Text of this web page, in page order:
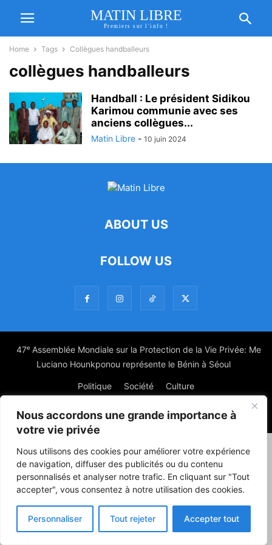
Nous accordons une grande importance à
votre vie privée
Nous utilisons des cookies pour améliorer votre expérience
de navigation, diffuser des publicités ou du contenu
personnalisés et analyser notre trafic. En cliquant sur "Tout
accepter", vous consentez à notre utilisation des cookies.
Personnaliser Tout rejeter Accepter tout
MATIN LIBRE
Premiers sur l'info !
Home Tags Collègues handballeurs
collègues handballeurs
Handball : Le président Sidikou
Karimou communie avec ses
anciens collègues...
Matin Libre - 10 juin 2024
ABOUT US
FOLLOW US
47ᵉ Assemblée Mondiale sur la Protection de la Vie Privée: Me
Luciano Hounkponou représente le Bénin à Séoul
Politique Société Culture
© Powered by digitXplus Francophone